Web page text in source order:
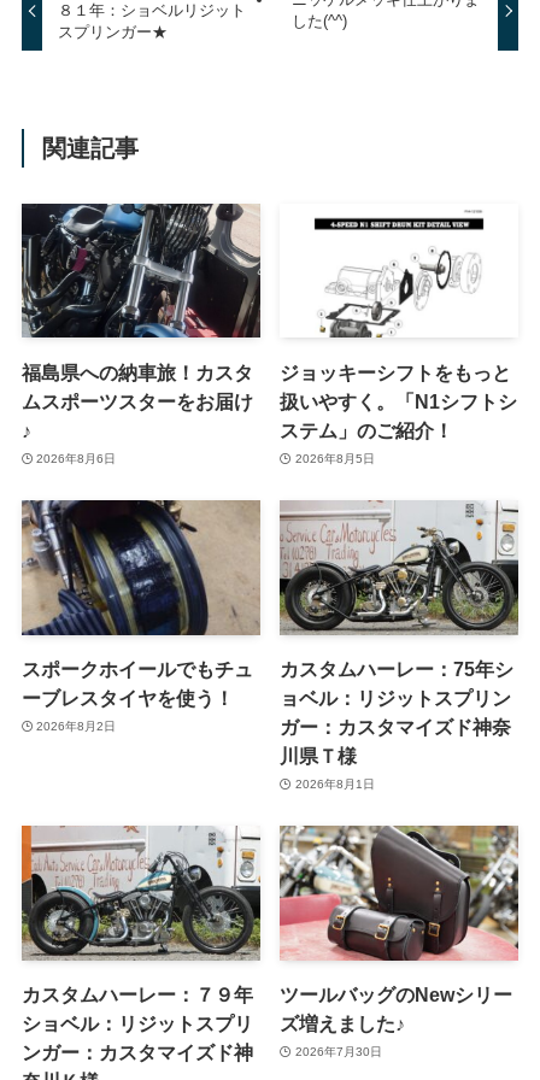
８１年：ショベルリジット
スプリンガー★
した(^^)
関連記事
福島県への納車旅！カスタ
ムスポーツスターをお届け
♪
2026年8月6日
ジョッキーシフトをもっと
扱いやすく。「N1シフトシ
ステム」のご紹介！
2026年8月5日
スポークホイールでもチュ
ーブレスタイヤを使う！
2026年8月2日
カスタムハーレー：75年シ
ョベル：リジットスプリン
ガー：カスタマイズド神奈
川県Ｔ様
2026年8月1日
カスタムハーレー：７９年
ショベル：リジットスプリ
ンガー：カスタマイズド神
ツールバッグのNewシリー
ズ増えました♪
2026年7月30日